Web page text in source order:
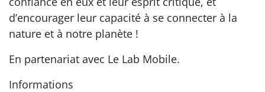
d’encourager leur capacité à se connecter à la
nature et à notre planète !
En partenariat avec Le Lab Mobile.
Informations